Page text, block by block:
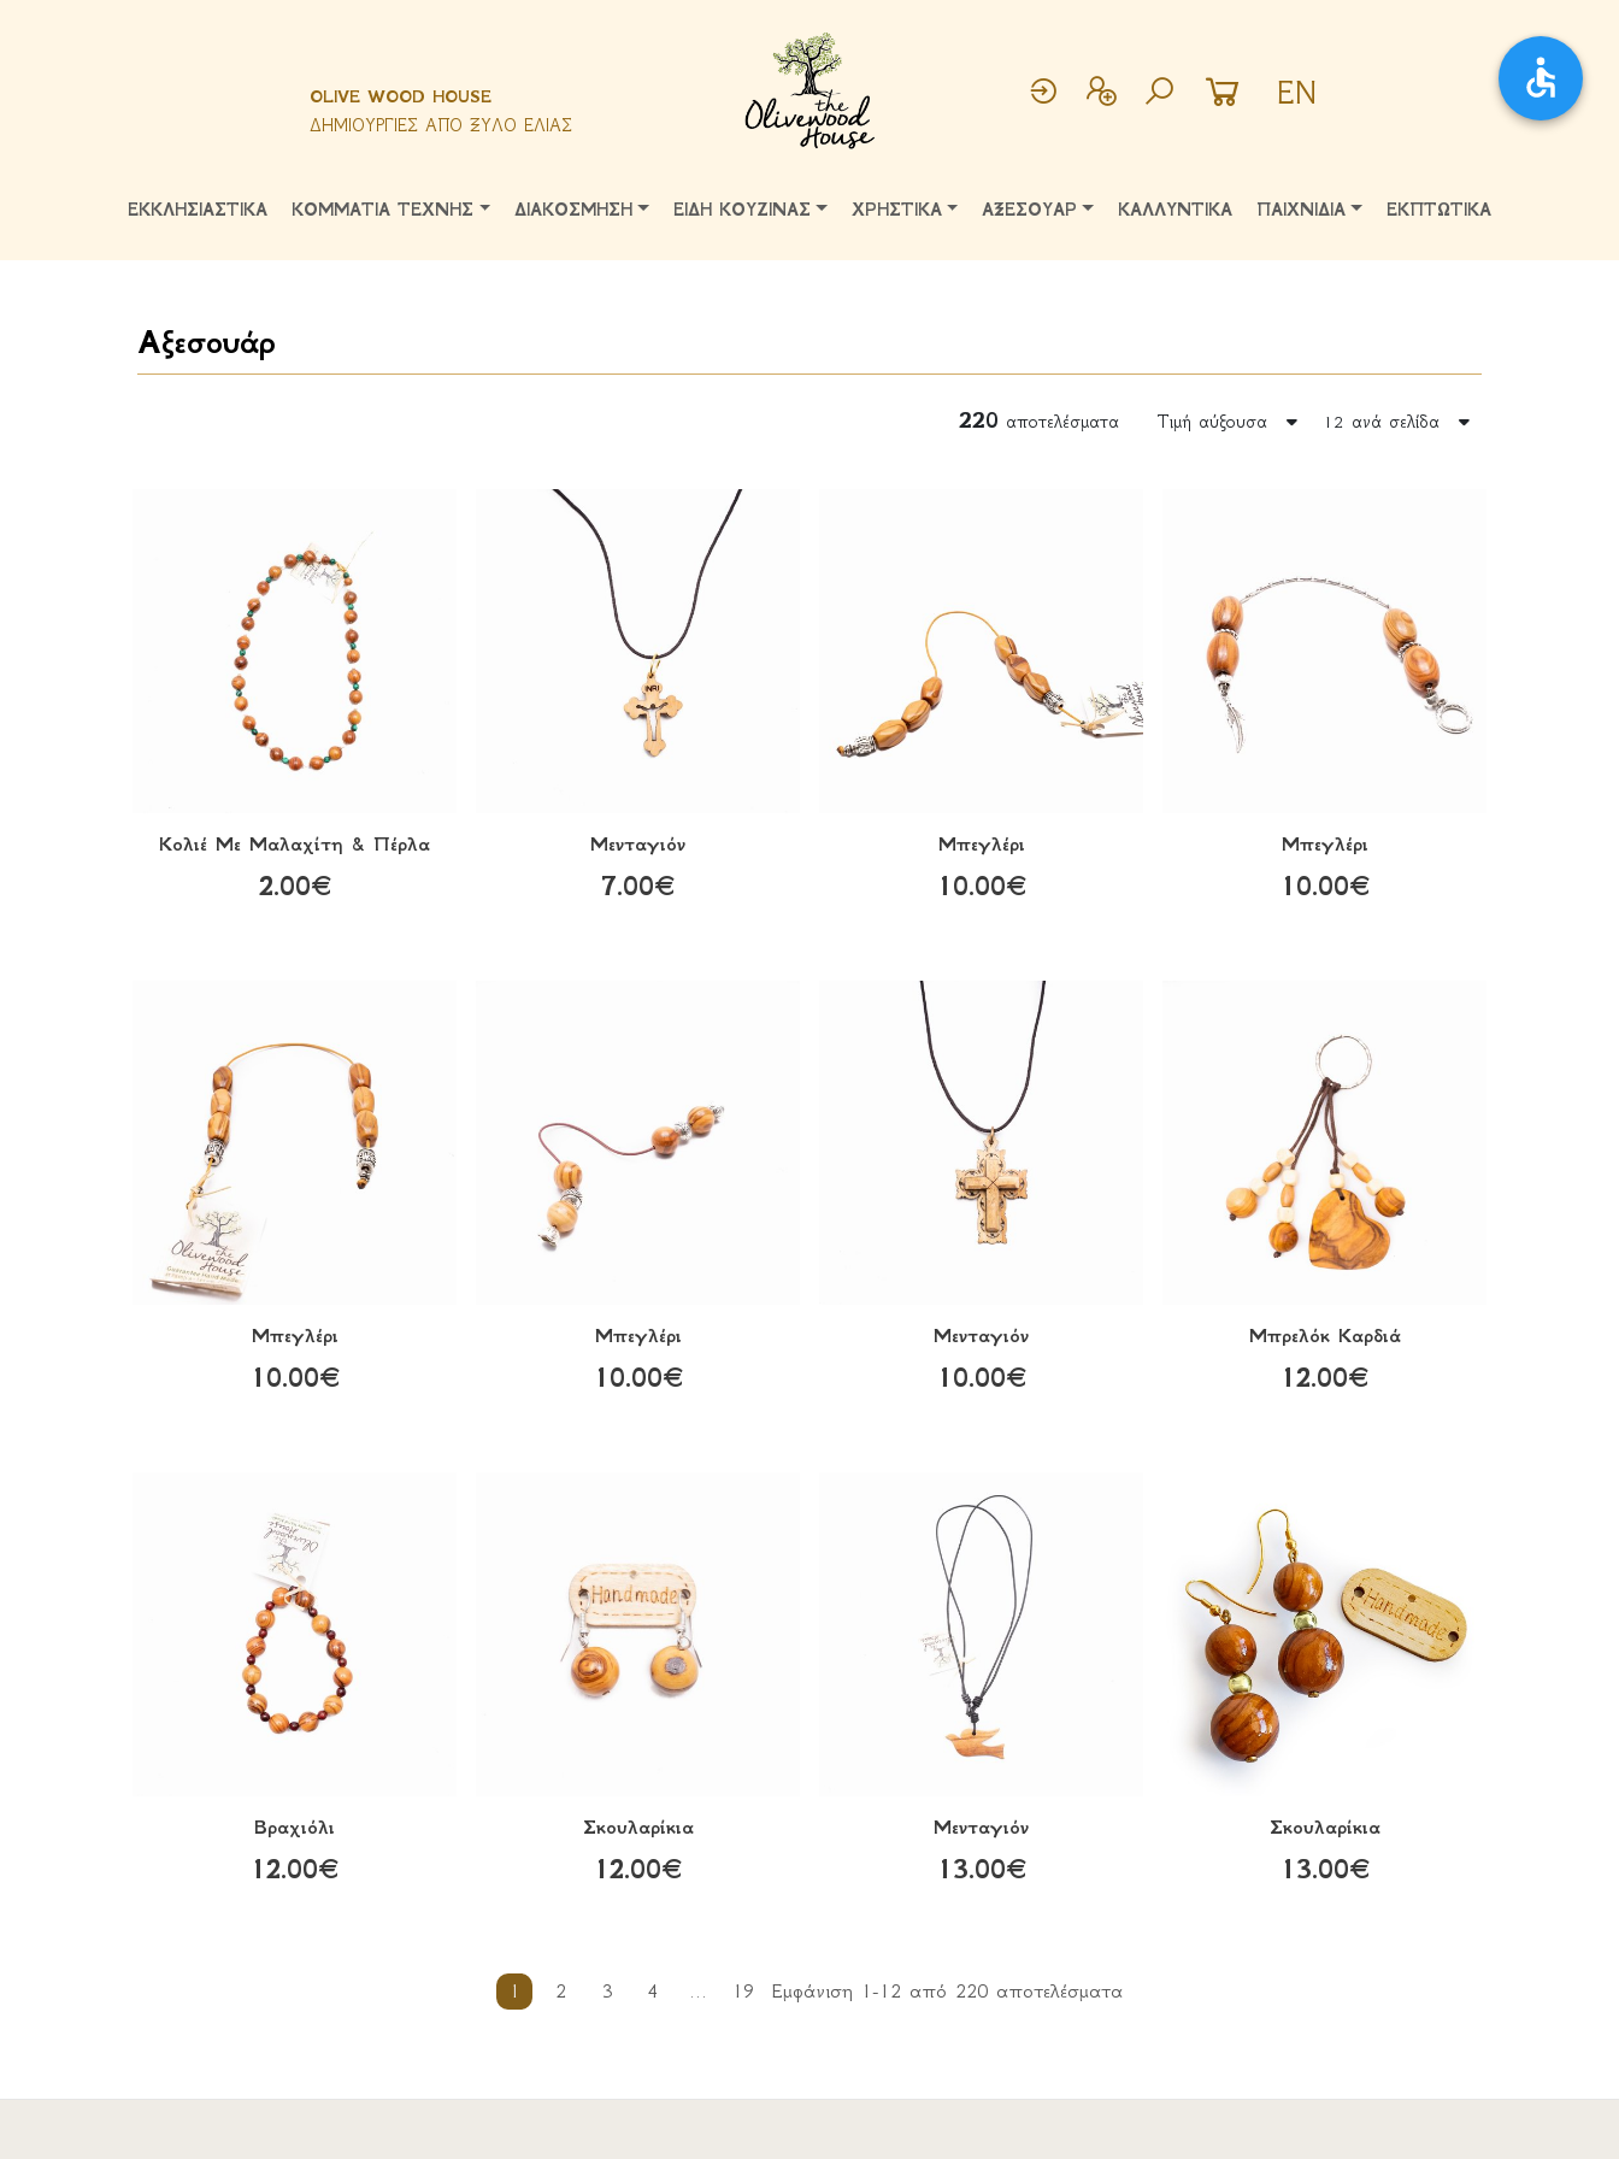
OLIVE WOOD HOUSE
ΔΗΜΙΟΥΡΓΙΕΣ ΑΠΟ ΞΥΛΟ ΕΛΙΑΣ
EN
ΕΚΚΛΗΣΙΑΣΤΙΚΑ ΚΟΜΜΑΤΙΑ ΤΕΧΝΗΣ ΔΙΑΚΟΣΜΗΣΗ ΕΙΔΗ ΚΟΥΖΙΝΑΣ ΧΡΗΣΤΙΚΑ ΑΞΕΣΟΥΑΡ ΚΑΛΛΥΝΤΙΚΑ ΠΑΙΧΝΙΔΙΑ ΕΚΠΤΩΤΙΚΑ
Αξεσουάρ
220 αποτελέσματα Τιμή αύξουσα 12 ανά σελίδα
Κολιέ Με Μαλαχίτη & Πέρλα
2.00€
Μενταγιόν
7.00€
Μπεγλέρι
10.00€
Μπεγλέρι
10.00€
Μπεγλέρι
10.00€
Μπεγλέρι
10.00€
Μενταγιόν
10.00€
Μπρελόκ Kαρδιά
12.00€
Βραχιόλι
12.00€
Σκουλαρίκια
12.00€
Μενταγιόν
13.00€
Σκουλαρίκια
13.00€
1 2 3 4 ... 19 Εμφάνιση 1-12 από 220 αποτελέσματα